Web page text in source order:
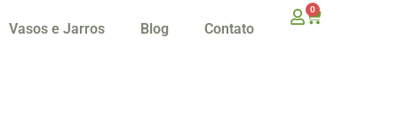
Vasos e Jarros Blog Contato
0